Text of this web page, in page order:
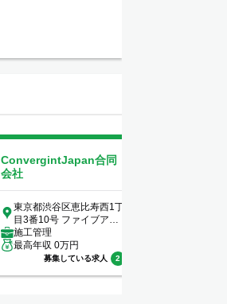
ConvergintJapan合同
会社
東京都渋谷区恵比寿西1丁
目3番10号 ファイブアネ
ックス7階
施工管理
最高年収 0万円
募集している求人 2